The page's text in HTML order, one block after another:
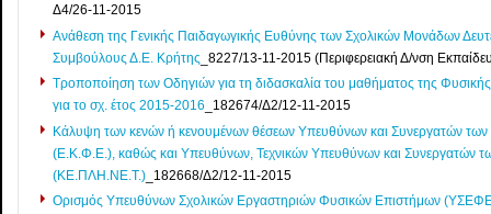
Δ4/26-11-2015
Ανάθεση της Γενικής Παιδαγωγικής Ευθύνης των Σχολικών Μονάδων
Συμβούλους Δ.Ε. Κρήτης _8227/13-11-2015 (Περιφερειακή Δ/νση
Τροποποίηση των Οδηγιών για τη διδασκαλία του μαθήματος της
για το σχ. έτος 2015-2016 _182674/Δ2/12-11-2015
Κάλυψη των κενών ή κενουμένων θέσεων Υπευθύνων και Συνεργατών
(Ε.Κ.Φ.Ε.), καθώς και Υπευθύνων, Τεχνικών Υπευθύνων και Συνεργατών
(ΚΕ.ΠΛΗ.ΝΕ.Τ.) _182668/Δ2/12-11-2015
Ορισμός Υπευθύνων Σχολικών Εργαστηριών Φυσικών Επιστήμων